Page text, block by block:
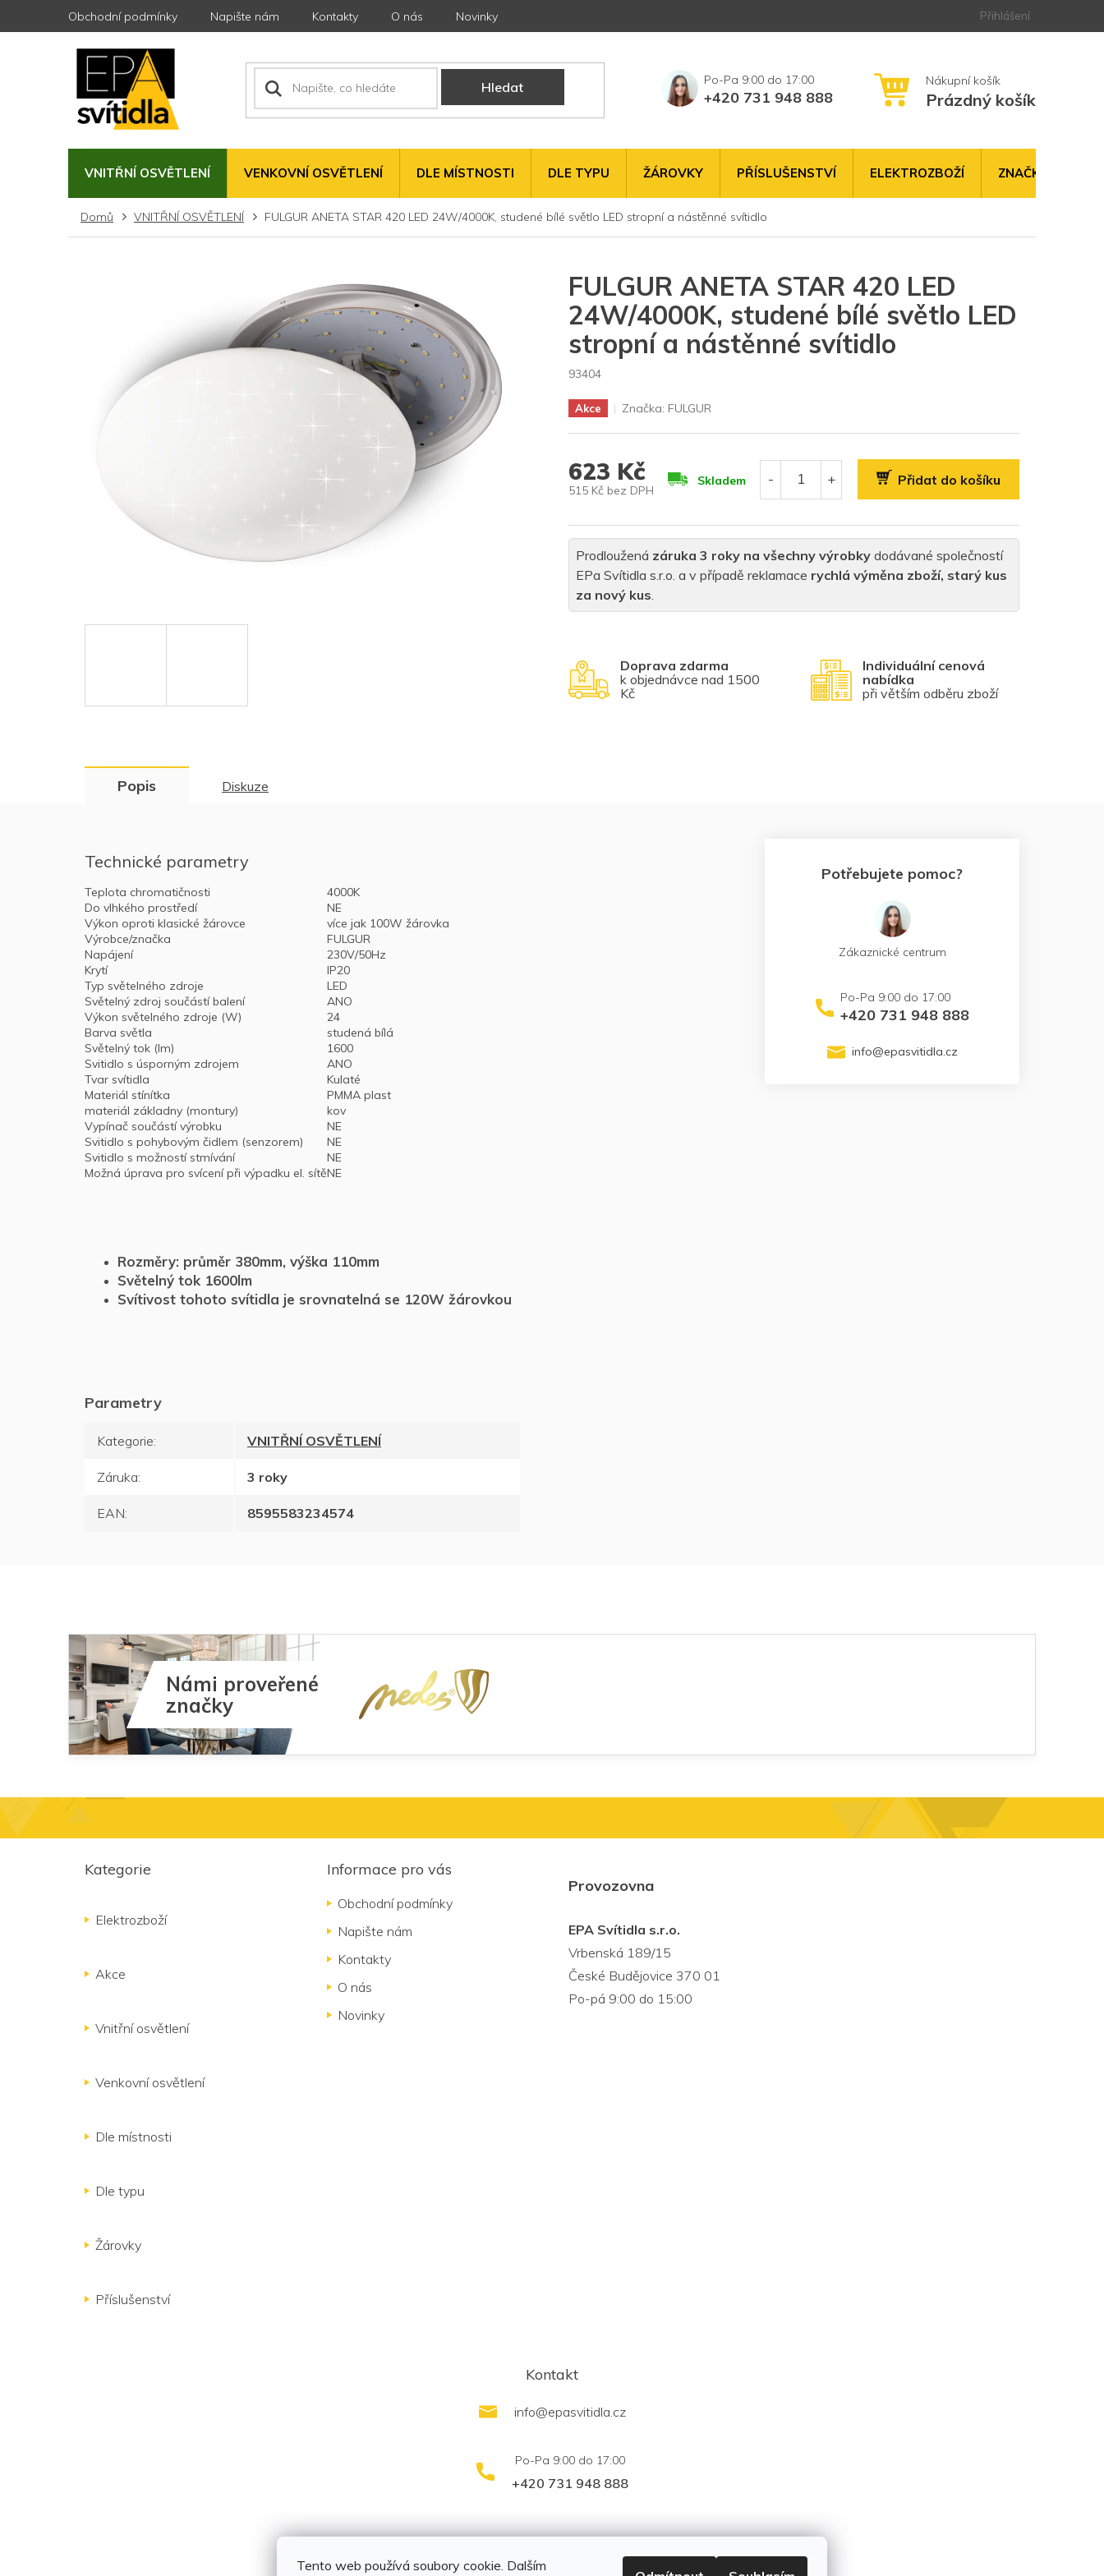
Tento web používá soubory cookie. Dalším
Obchodní podmínky Napište nám Kontakty O nás Novinky Přihlášení
Hledat
+420 731 948 888
NÁKUPNÍPrázdný košík
VNITŘNÍ OSVĚTLENÍ VENKOVNÍ OSVĚTLENÍ DLE MÍSTNOSTI DLE TYPU ŽÁROVKY PŘÍSLUŠENSTVÍ ELEKTROZBOŽÍ ZNAČKY
Domů VNITŘNÍ OSVĚTLENÍ FULGUR ANETA STAR 420 LED 24W/4000K, studené bílé světlo LED stropní a nástěnné svítidlo
Doprava zdarma
k objednávce nad 1500
Kč
Individuální cenová
nabídka
při větším odběru zboží
Prodloužená záruka 3 roky na všechny výrobky dodávané společností
EPa Svítidla s.r.o. a v případě reklamace rychlá výměna zboží, starý kus
za nový kus.
623 Kč
515 Kč bez DPH
Skladem Přidat do košíku
FULGUR ANETA STAR 420 LED
24W/4000K, studené bílé světlo LED
stropní a nástěnné svítidlo
93404
Akce Značka: FULGUR
Popis Diskuze
Technické parametry
Teplota chromatičnosti
4000K
Do vlhkého prostředí
NE
Výkon oproti klasické žárovce
více jak 100W žárovka
Výrobce/značka
FULGUR
Napájení
230V/50Hz
Krytí
IP20
Typ světelného zdroje
LED
Světelný zdroj součástí balení
ANO
Výkon světelného zdroje (W)
24
Barva světla
studená bílá
Světelný tok (lm)
1600
Svitidlo s úsporným zdrojem
ANO
Tvar svítidla
Kulaté
Materiál stínítka
PMMA plast
materiál základny (montury)
kov
Vypínač součástí výrobku
NE
Svitidlo s pohybovým čidlem (senzorem)
NE
Svitidlo s možností stmívání
NE
Možná úprava pro svícení při výpadku el. sítěNE
Rozměry: průměr 380mm, výška 110mm
Světelný tok 1600lm
Svítivost tohoto svítidla je srovnatelná se 120W žárovkou
Kategorie: VNITŘNÍ OSVĚTLENÍ
Záruka: 3 roky
EAN: 8595583234574
Potřebujete pomoc?
Zákaznické centrum
+420 731 948 888
info@epasvitidla.cz
Námi proveřené
značky
Kategorie
Elektrozboží
Akce
Vnitřní osvětlení
Venkovní osvětlení
Dle místnosti
Dle typu
Žárovky
Příslušenství
Informace pro vás
Obchodní podmínky
Napište nám
Kontakty
O nás
Novinky
Provozovna
EPA Svítidla s.r.o.
Vrbenská 189/15
České Budějovice 370 01
Po-pá 9:00 do 15:00
Kontakt
info@epasvitidla.cz
+420 731 948 888